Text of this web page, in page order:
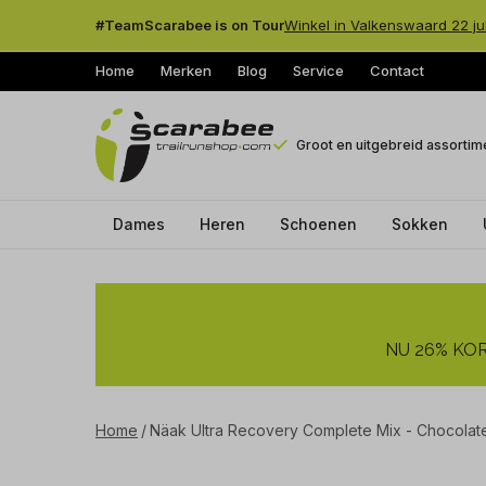
#TeamScarabee is on TourWinkel in Valkenswaard 22
Home Merken Blog Service Contact
Groot en uitgebreid
Dames Heren Schoenen Sokken
Näak
Recovery
Complete
NU 26%
Home Näak Ultra Recovery Complete Mix -